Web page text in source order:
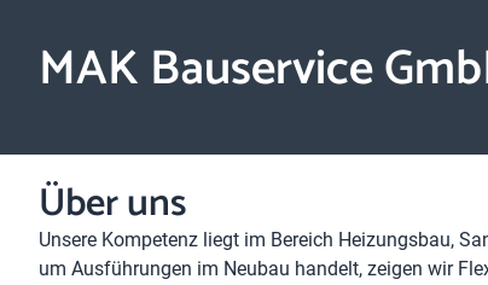
MAK Bauservice
Über uns
Unsere Kompetenz liegt im Bereich Heizungsbau,
um Ausführungen im Neubau handelt, zeigen wir